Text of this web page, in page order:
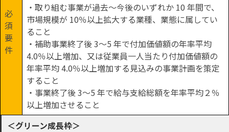
必
須
要
件
・取り組む事業が過去～今後のいずれか 10 年間で、
市場規模が 10％以上拡大する業種、業態に属してい
ること
・補助事業終了後 3～5 年で付加価値額の年率平均
4.0％以上増加、又は従業員一人当たり付加価値額の
年率平均 4.0％以上増加する見込みの事業計画を策定
すること
・事業終了後 3～5 年で給与支給総額を年率平均２％
以上増加させること
＜グリーン成長枠＞